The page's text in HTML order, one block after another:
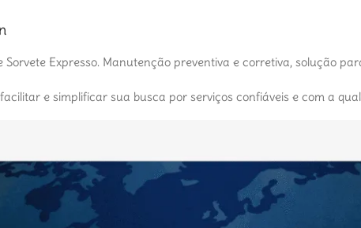
Sorvete Expresso. Manutenção preventiva e corretiva, solução
e simplificar sua busca por serviços confiáveis e com a